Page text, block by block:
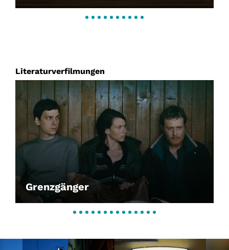
Literaturverfilmungen
Grenzgänger